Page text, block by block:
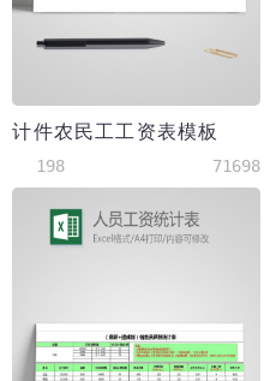
计件农民工工资表模板
198 71698